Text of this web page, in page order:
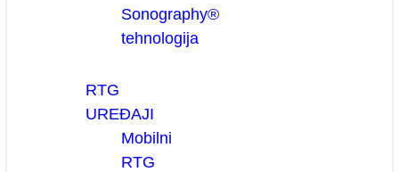
Sonography®
tehnologija
RTG
UREĐAJI
Mobilni
RTG